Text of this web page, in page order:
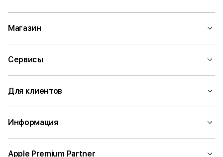
Магазин
Сервисы
Для клиентов
Информация
Apple Premium Partner